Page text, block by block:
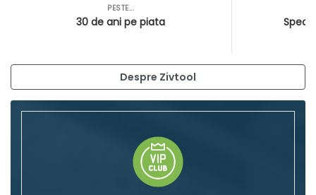
PESTE...
30 de ani pe piata
Despre Zivtool